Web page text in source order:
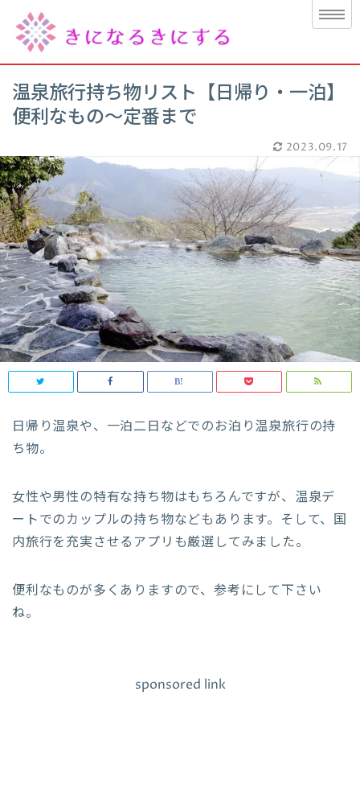
温泉旅行持ち物リスト【日帰り・一泊】
便利なもの～定番まで
2023.09.17
日帰り温泉や、一泊二日などでのお泊り温泉旅行の持
ち物。
女性や男性の特有な持ち物はもちろんですが、温泉デ
ートでのカップルの持ち物などもあります。そして、国
内旅行を充実させるアプリも厳選してみました。
便利なものが多くありますので、参考にして下さい
ね。
sponsored link